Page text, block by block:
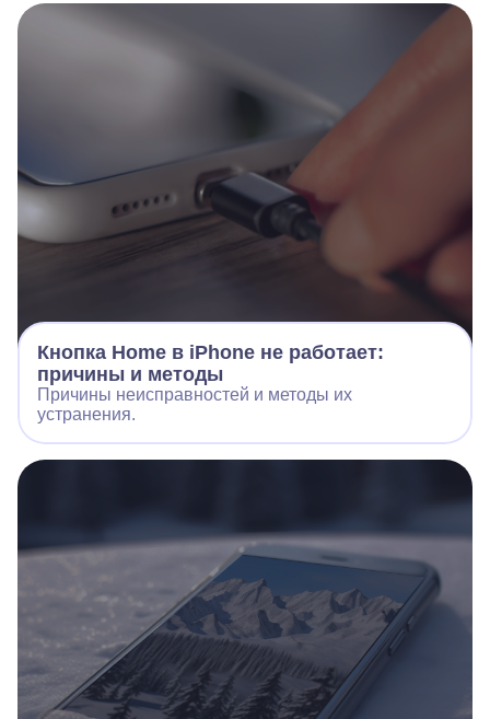
Кнопка Home в iPhone не работает:
причины и методы
Причины неисправностей и методы их
устранения.